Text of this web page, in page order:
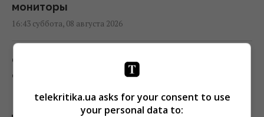
мониторы
16:43 суббота, 08 августа 2026
США попытаются сорвать создание
европейского аналога Patriot, – эксперт
16:40 суббота, 08 августа 2026
telekritika.ua asks for your consent to use
your personal data to: